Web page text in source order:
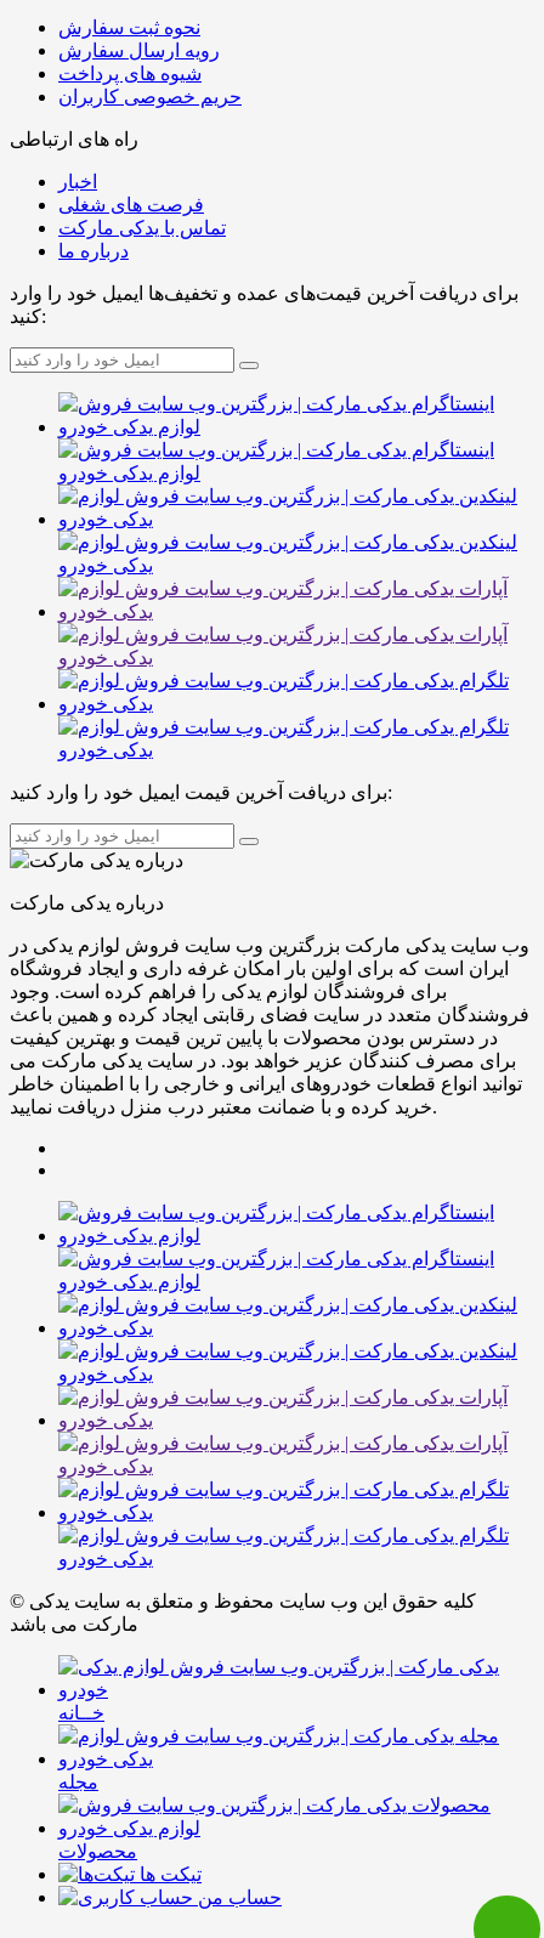
نحوه ثبت سفارش
رویه ارسال سفارش
شیوه های پرداخت
حریم خصوصی کاربران
راه های ارتباطی
اخبار
فرصت های شغلی
تماس با یدکی مارکت
درباره ما
برای دریافت آخرین قیمت‌های عمده و تخفیف‌ها ایمیل خود را وارد
کنید:
برای دریافت آخرین قیمت ایمیل خود را وارد کنید:
درباره یدکی مارکت
وب سایت یدکی مارکت بزرگترین وب سایت فروش لوازم یدکی در
ایران است که برای اولین بار امکان غرفه داری و ایجاد فروشگاه
برای فروشندگان لوازم یدکی را فراهم کرده است. وجود
فروشندگان متعدد در سایت فضای رقابتی ایجاد کرده و همین باعث
در دسترس بودن محصولات با پایین ترین قیمت و بهترین کیفیت
برای مصرف کنندگان عزیر خواهد بود. در سایت یدکی مارکت می
توانید انواع قطعات خودروهای ایرانی و خارجی را با اطمینان خاطر
خرید کرده و با ضمانت معتبر درب منزل دریافت نمایید.
© کلیه حقوق این وب سایت محفوظ و متعلق به سایت یدکی
مارکت می باشد
خــانه
مجله
محصولات
تیکت ها
حساب من